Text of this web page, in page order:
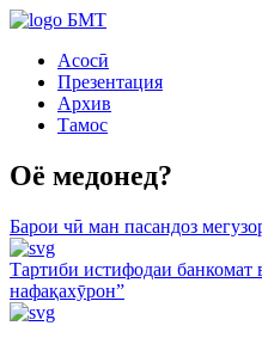
БМТ
Асосӣ
Презентация
Архив
Тамос
Оё медонед?
Барои чӣ ман пасандоз
Тартиби истифодаи банкомат
нафақахӯрон”